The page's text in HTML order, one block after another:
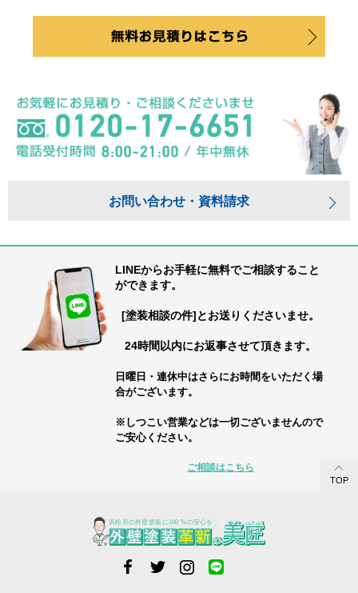
お問い合わせ・資料請求
LINEからお手軽に無料でご相談すること
ができます。
[塗装相談の件]とお送りくださいませ。
24時間以内にお返事させて頂きます。
日曜日・連休中はさらにお時間をいただく場
合がございます。
※しつこい営業などは一切ございませんので
ご安心ください。
ご相談はこちら
TOP